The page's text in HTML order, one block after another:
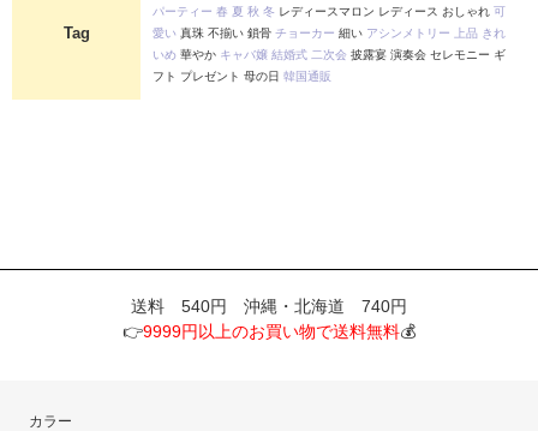
Tag
パーティー 春 夏 秋 冬 レディースマロン レディース おしゃれ 可
愛い 真珠 不揃い 鎖骨 チョーカー 細い アシンメトリー 上品 きれ
いめ 華やか キャバ嬢 結婚式 二次会 披露宴 演奏会 セレモニー ギ
フト プレゼント 母の日 韓国通販
送料 540円 沖縄・北海道 740円
👉9999円以上のお買い物で送料無料💰
カラー